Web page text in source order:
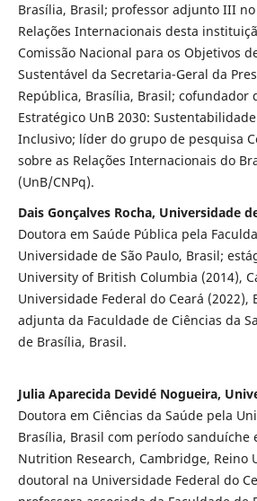
Brasília, Brasil; professor adjunto III
Relações Internacionais desta
Comissão Nacional para os Objetivos
Sustentável da Secretaria-Geral da
República, Brasília, Brasil; cofundador
Estratégico UnB 2030:
Inclusivo; líder do grupo de pesquisa
sobre as Relações Internacionais do
(UnB/CNPq).
Dais Gonçalves Rocha, Universidade
Doutora em Saúde Pública pela
Universidade de São Paulo, Brasil;
University of British Columbia (2014),
Universidade Federal do Ceará (2022),
adjunta da Faculdade de Ciências da
de Brasília, Brasil.
Julia Aparecida Devidé Nogueira,
Doutora em Ciências da Saúde pela
Brasília, Brasil com período sanduíche
Nutrition Research, Cambridge, Reino
doutoral na Universidade Federal do